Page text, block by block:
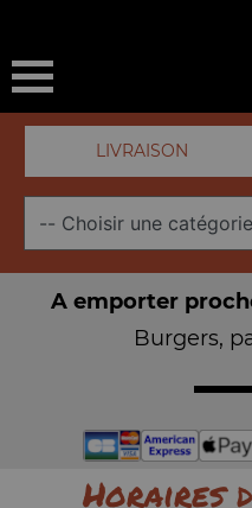
LIVRAISON
A emporter
Burgers,
Horaires